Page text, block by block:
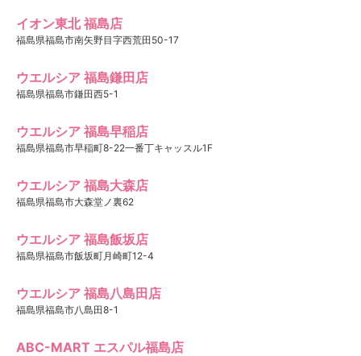
イオン東北 福島店
福島県福島市南矢野目字西荒田50-17
ウエルシア 福島鎌田店
福島県福島市鎌田西5-1
ウエルシア 福島早稲店
福島県福島市早稲町8-22一番丁キャッスル1F
ウエルシア 福島大森店
福島県福島市大森堂ノ裏62
ウエルシア 福島飯坂店
福島県福島市飯坂町月崎町12-4
ウエルシア 福島八島田店
福島県福島市八島田8-1
ABC-MART エスパル福島店